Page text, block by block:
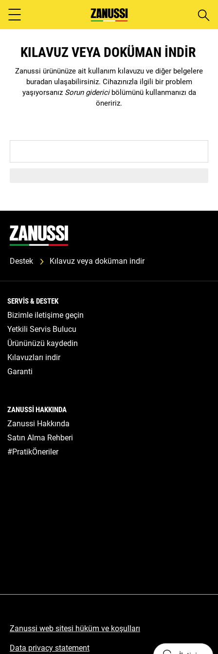
Menu
Arama
KILAVUZ VEYA DOKÜMAN INDIR
Zanussi ürününüze ait kullanım kılavuzu ve diğer belgelere
buradan ulaşabilirsiniz. Cihazınızla ilgili bir problem
yaşıyorsanız Sorun gidericibölümünü kullanmanızı da
öneririz.
Destek Kılavuz veya doküman indir
SERVIS & DESTEK
Bizimle iletişime geçin
Yetkili Servis Bulucu
Ürününüzü kaydedin
Kılavuzları indir
Garanti
ZANUSSI HAKKINDA
Zanussi Hakkında
Satın Alma Rehberi
#PratikÖneriler
Zanussi web sitesi hüküm ve koşulları
Data privacy statement